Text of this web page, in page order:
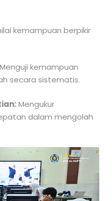
kemampuan berpikir
Menguji kemampuan
secara sistematis.
Mengukur
dalam mengolah